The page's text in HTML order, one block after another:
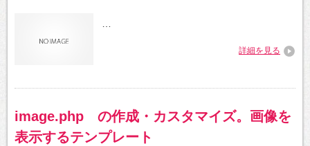
詳細を見る
image.php の作成・カスタマイズ。画像を
表示するテンプレート